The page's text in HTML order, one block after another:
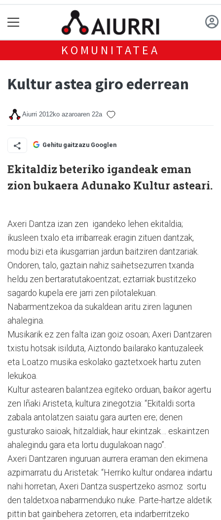
KOMUNITATEA
Kultur astea giro ederrean
Aiurri 2012ko azaroaren 22a
Gehitu gaitzazu Googlen
Ekitaldiz beteriko igandeak eman
zion bukaera Adunako Kultur asteari.
Axeri Dantza izan zen igandeko lehen ekitaldia;
ikusleen txalo eta irribarreak eragin zituen dantzak,
modu bizi eta ikusgarrian jardun baitziren dantzariak.
Ondoren, talo, gaztain nahiz saihetsezurren txanda
heldu zen bertaratutakoentzat; eztarriak bustitzeko
sagardo kupela ere jarri zen pilotalekuan.
Nabarmentzekoa da sukaldean aritu ziren lagunen
ahalegina.
Musikarik ez zen falta izan goiz osoan; Axeri Dantzaren
txistu hotsak isilduta, Aiztondo bailarako kantuzaleek
eta Loatzo musika eskolako gaztetxoek hartu zuten
lekukoa.
Kultur astearen balantzea egiteko orduan, baikor agertu
zen Iñaki Aristeta, kultura zinegotzia: “Ekitaldi sorta
zabala antolatzen saiatu gara aurten ere; denen
gusturako saioak, hitzaldiak, haur ekintzak… eskaintzen
ahalegindu gara eta lortu dugulakoan nago”.
Axeri Dantzaren inguruan aurrera eraman den ekimena
azpimarratu du Aristetak: “Herriko kultur ondarea indartu
nahi horretan, Axeri Dantza suspertzeko asmoz sortu
den taldetxoa nabarmenduko nuke. Parte-hartze aldetik
pittin bat gainbehera zetorren, eta indarberritzeko